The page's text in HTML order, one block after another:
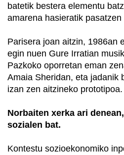
batetik bestera elementu
amarena hasieratik pasatzen
Parisera joan aitzin, 1986an
egin nuen Gure Irratian
Pazkoko oporretan eman
Amaia Sheridan, eta jadanik
izan zen aitzineko prototipoa.
Norbaiten xerka ari
sozialen bat.
Kontestu sozioekonomiko